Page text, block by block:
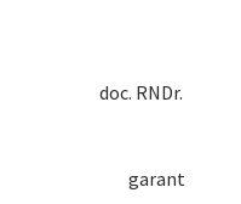
doc. RNDr.
garant